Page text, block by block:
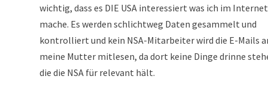
wichtig, dass es DIE USA interessiert was ich im Internet
mache. Es werden schlichtweg Daten gesammelt und
kontrolliert und kein NSA-Mitarbeiter wird die E-Mails
meine Mutter mitlesen, da dort keine Dinge drinne
die die NSA für relevant hält.